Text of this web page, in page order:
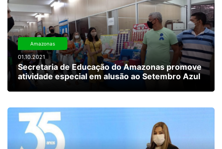
Amazonas
01.10.2021
Secretaria de Educação do Amazonas promove
atividade especial em alusão ao Setembro Azul